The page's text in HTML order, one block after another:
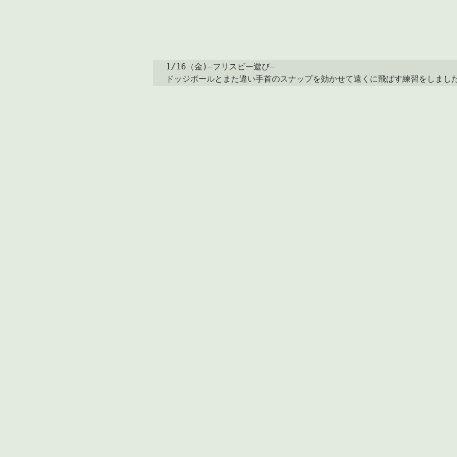
1/16（金)―フリスビー遊び―
ドッジボールとまた違い手首のスナップを効かせて遠くに飛ばす練習をしまし